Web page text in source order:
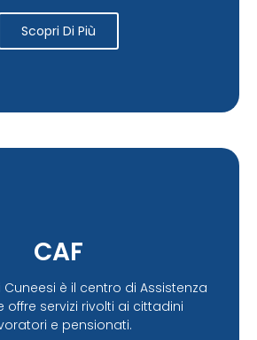
Scopri Di Più
CAF
Cuneesi è il centro di Assistenza
offre servizi rivolti ai cittadini
e pensionati.